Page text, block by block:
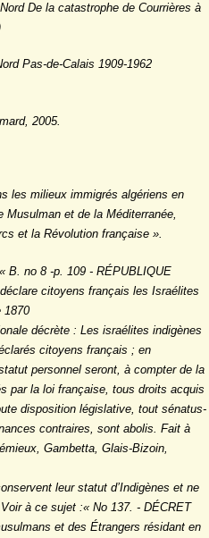
De la catastrophe de Courrières à
Pas-de-Calais 1909-1962
2005.
les milieux immigrés algériens en
Musulman et de la Méditerranée,
et la Révolution française ».
B. no 8 -p. 109 - RÉPUBLIQUE
citoyens français les Israélites
1870
décrète : Les israélites indigènes
citoyens français ; en
personnel seront, à compter de la
par la loi française, tous droits acquis
disposition législative, tout sénatus-
contraires, sont abolis. Fait à
Gambetta, Glais-Bizoin,
leur statut d’Indigènes et ne
à ce sujet :« No 137. - DÉCRET
et des Étrangers résidant en